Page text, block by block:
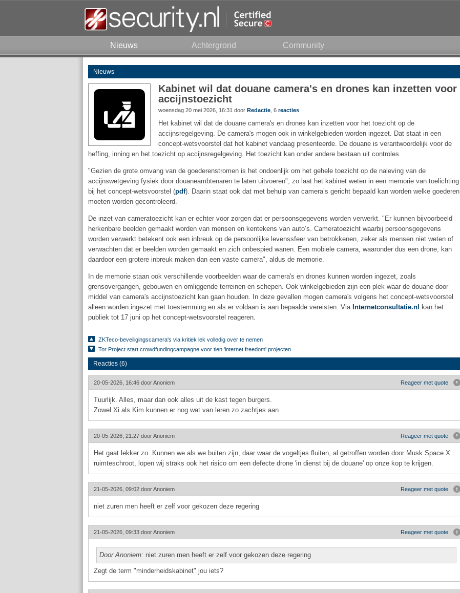
Nieuws Achtergrond Community
Nieuws
Kabinet wil dat douane camera's en drones kan inzetten voor
accijnstoezicht
woensdag 20 mei 2026, 16:31 door Redactie , 6 reacties
Het kabinet wil dat de douane camera's en drones kan inzetten voor het toezicht op de
accijnsregelgeving. De camera's mogen ook in winkelgebieden worden ingezet. Dat staat in een
concept-wetsvoorstel dat het kabinet vandaag presenteerde. De douane is verantwoordelijk voor de
heffing, inning en het toezicht op accijnsregelgeving. Het toezicht kan onder andere bestaan uit controles.
"Gezien de grote omvang van de goederenstromen is het ondoenlijk om het gehele toezicht op de naleving van de
accijnswetgeving fysiek door douaneambtenaren te laten uitvoeren", zo laat het kabinet weten in een memorie van toelichting
bij het concept-wetsvoorstel (pdf). Daarin staat ook dat met behulp van camera’s gericht bepaald kan worden welke goederen
moeten worden gecontroleerd.
De inzet van cameratoezicht kan er echter voor zorgen dat er persoonsgegevens worden verwerkt. "Er kunnen bijvoorbeeld
herkenbare beelden gemaakt worden van mensen en kentekens van auto’s. Cameratoezicht waarbij persoonsgegevens
worden verwerkt betekent ook een inbreuk op de persoonlijke levenssfeer van betrokkenen, zeker als mensen niet weten of
verwachten dat er beelden worden gemaakt en zich onbespied wanen. Een mobiele camera, waaronder dus een drone, kan
daardoor een grotere inbreuk maken dan een vaste camera", aldus de memorie.
In de memorie staan ook verschillende voorbeelden waar de camera's en drones kunnen worden ingezet, zoals
grensovergangen, gebouwen en omliggende terreinen en schepen. Ook winkelgebieden zijn een plek waar de douane door
middel van camera's accijnstoezicht kan gaan houden. In deze gevallen mogen camera's volgens het concept-wetsvoorstel
alleen worden ingezet met toestemming en als er voldaan is aan bepaalde vereisten. Via Internetconsultatie.nl
kan het
publiek tot 17 juni op het concept-wetsvoorstel reageren.
ZKTeco-beveiligingscamera's via kritiek lek volledig over te nemen
Tor Project start crowdfundingcampagne voor tien 'internet freedom' projecten
Reacties (6)
Reageer met quote
20-05-2026, 16:46 doorAnoniem
Tuurlijk. Alles, maar dan ook alles uit de kast tegen burgers.
Zowel Xi als Kim kunnen er nog wat van leren zo zachtjes aan.
Reageer met quote
20-05-2026, 21:27 doorAnoniem
Het gaat lekker zo. Kunnen we als we buiten zijn, daar waar de vogeltjes fluiten, al getroffen worden door Musk Space X
ruimteschroot, lopen wij straks ook het risico om een defecte drone 'in dienst bij de douane' op onze kop te krijgen.
Reageer met quote
21-05-2026, 09:02 doorAnoniem
niet zuren men heeft er zelf voor gekozen deze regering
Reageer met quote
21-05-2026, 09:33 doorAnoniem
Door Anoniem: niet zuren men heeft er zelf voor gekozen deze regering
Zegt de term "minderheidskabinet" jou iets?